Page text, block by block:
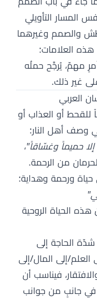
المسار التأويلي
والصمم وغيرهما
العلامات:
مهمّ، يُرجَّح حملُه
غير ذلك.
العربي
للقحط أو العذاب أو
وصف أهل النار:
إلا حميماً وغسّاقاً"،
من الرحمة.
ورحمة وهداية:
الحياة الروحية
الحاجة إلى
إلى المال/إلى
فيناسب أن
في جانبٍ من جوانب